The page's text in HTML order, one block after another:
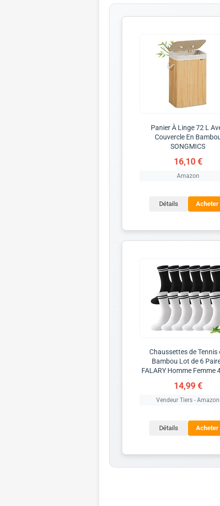
Panier À Linge 72 L
Couvercle En
SONGMICS
16,10 €
Amazon
Détails Acheter
Chaussettes de Tennis
Bambou Lot de 6
FALARY Homme Femme
14,99 €
Vendeur Tiers - Amazon
Détails Acheter